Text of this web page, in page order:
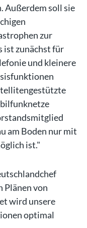
Außerdem soll sie
zur
ist zunächst für
und kleinere
am Boden nur mit
ist."
Plänen von
wird unsere
optimal